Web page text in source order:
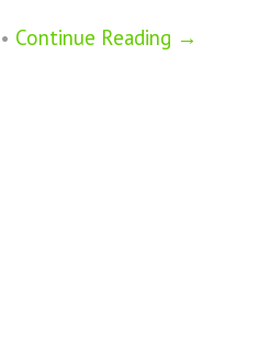
voor
Vitamine
• Continue Reading →